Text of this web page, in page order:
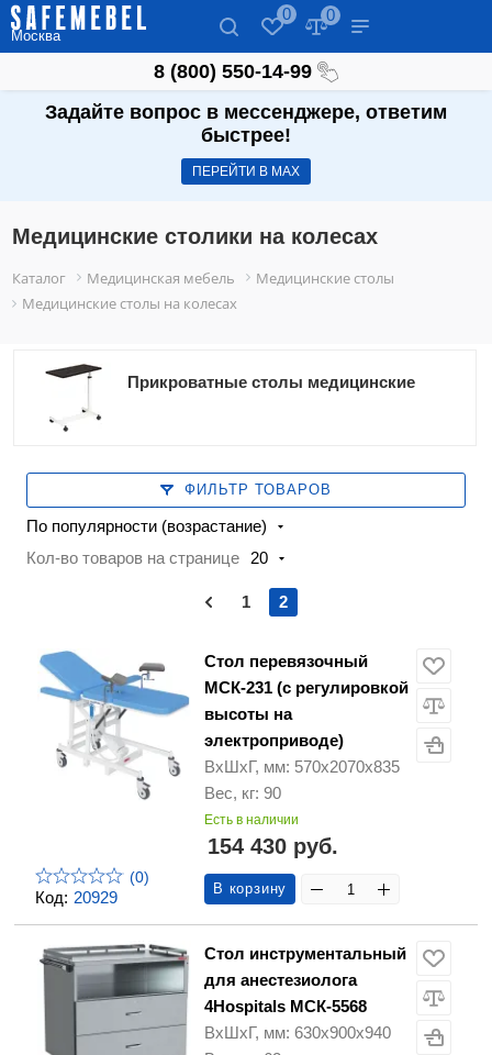
Москва
0 0
8 (800) 550-14-99
Задайте вопрос в мессенджере, ответим
быстрее!
ПЕРЕЙТИ В МАХ
Медицинские столики на колесах
Каталог Медицинская мебель
Медицинские столы
Медицинские столы на колесах
Прикроватные столы медицинские
ФИЛЬТР ТОВАРОВ
По популярности (возрастание)
Кол-во товаров на странице
20
1 2
Код: 20929
(0)
Стол перевязочный
МСК-231 (с регулировкой
высоты на
электроприводе)
ВхШхГ, мм: 570х2070х835
Вес, кг: 90
Есть в наличии
154 430 руб.
В корзину
Стол инструментальный
для анестезиолога
4Hospitals МСК-5568
ВхШхГ, мм: 630х900х940